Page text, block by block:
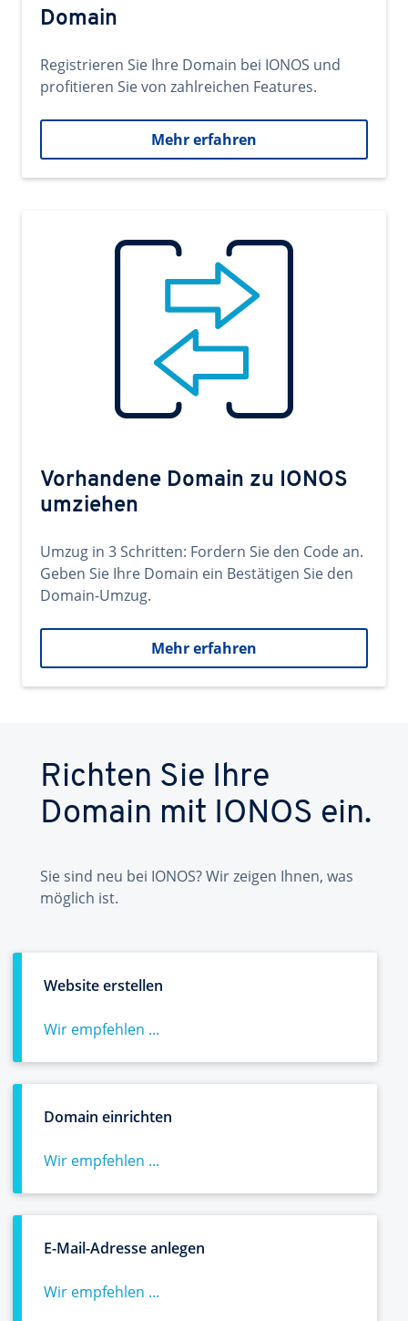
Domain
Registrieren Sie Ihre Domain bei IONOS und
profitieren Sie von zahlreichen Features.
Mehr erfahren
Vorhandene Domain zu IONOS
umziehen
Umzug in 3 Schritten: Fordern Sie den Code an.
Geben Sie Ihre Domain ein Bestätigen Sie den
Domain-Umzug.
Mehr erfahren
Richten Sie Ihre
Domain mit IONOS ein.
Sie sind neu bei IONOS? Wir zeigen Ihnen, was
möglich ist.
Website erstellen
Wir empfehlen ...
Domain einrichten
Wir empfehlen ...
E-Mail-Adresse anlegen
Wir empfehlen ...